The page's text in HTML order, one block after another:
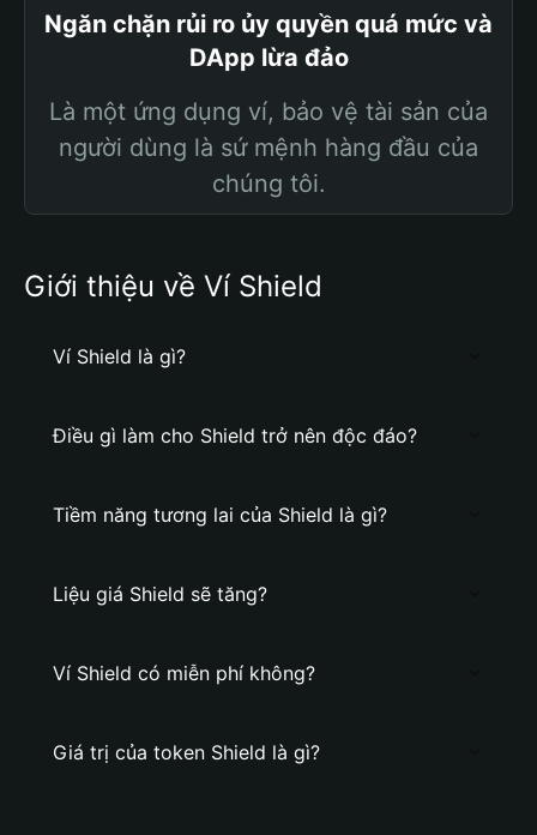
Ngăn chặn rủi ro ủy quyền quá mức và
DApp lừa đảo
Là một ứng dụng ví, bảo vệ tài sản của
người dùng là sứ mệnh hàng đầu của
chúng tôi.
Giới thiệu về Ví Shield
Ví Shield là gì?
Điều gì làm cho Shield trở nên độc đáo?
Tiềm năng tương lai của Shield là gì?
Liệu giá Shield sẽ tăng?
Ví Shield có miễn phí không?
Giá trị của token Shield là gì?